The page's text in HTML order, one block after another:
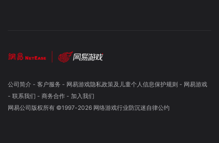
公司简介- 客户服务 - 网易游戏隐私政策及儿童个人信息保护规则 - 网易游戏
- 联系我们 - 商务合作- 加入我们
网易公司版权所有 ©1997-2026 网络游戏行业防沉迷自律公约